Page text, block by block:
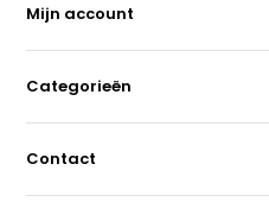
Mijn account
Categorieën
Contact